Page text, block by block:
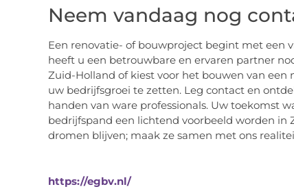
Neem vandaag nog
Een renovatie- of bouwproject begint met een
heeft u een betrouwbare en ervaren partner
Zuid-Holland of kiest voor het bouwen van
uw bedrijfsgroei te zetten. Leg contact en
handen van ware professionals. Uw toekomst
bedrijfspand een lichtend voorbeeld worden
dromen blijven; maak ze samen met ons
https://egbv.nl/